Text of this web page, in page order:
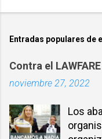
Entradas populares de
Contra el
noviembre 27, 2022
Los